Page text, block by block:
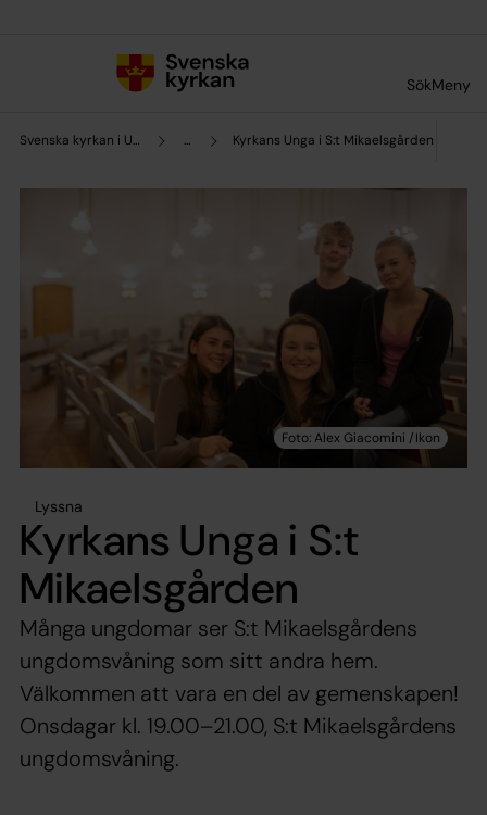
SökMeny
Svenska kyrkan i Uddevalla ... Kyrkans Unga i S:t Mikaelsgården
Lyssna
Kyrkans Unga i S:t
Mikaelsgården
Många ungdomar ser S:t Mikaelsgårdens
ungdomsvåning som sitt andra hem.
Välkommen att vara en del av gemenskapen!
Onsdagar kl. 19.00–21.00, S:t Mikaelsgårdens
ungdomsvåning.